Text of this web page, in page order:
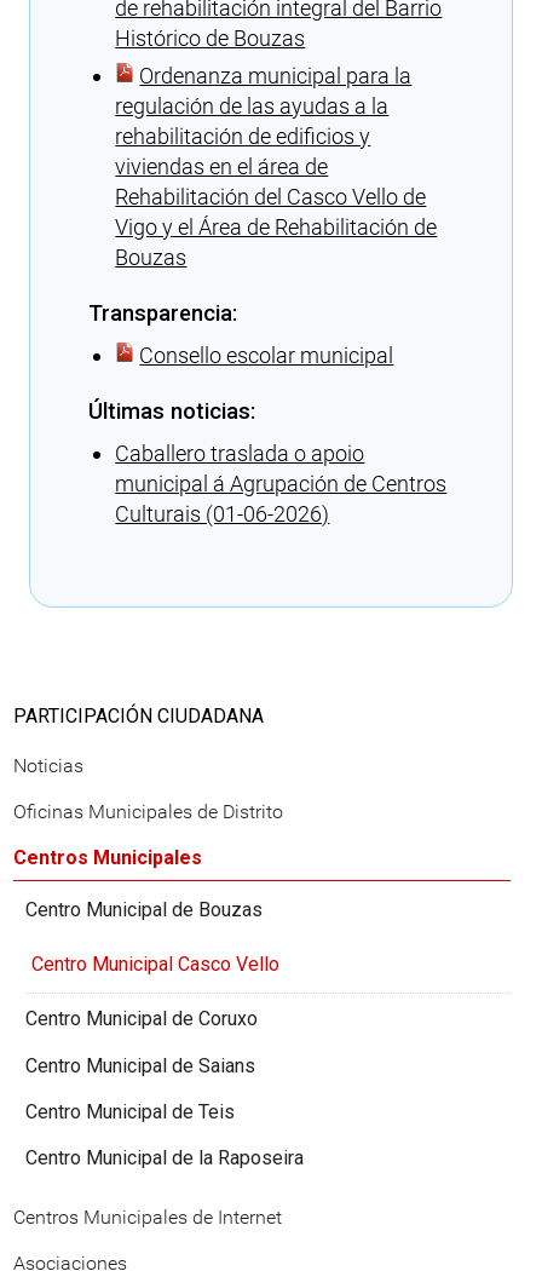
de rehabilitación integral del Barrio
Histórico de Bouzas
Ordenanza municipal para la
regulación de las ayudas a la
rehabilitación de edificios y
viviendas en el área de
Rehabilitación del Casco Vello de
Vigo y el Área de Rehabilitación de
Bouzas
Transparencia:
Consello escolar municipal
Últimas noticias:
Caballero traslada o apoio
municipal á Agrupación de Centros
Culturais (01-06-2026)
PARTICIPACIÓN CIUDADANA
Noticias
Oficinas Municipales de Distrito
Centros Municipales
Centro Municipal de Bouzas
Centro Municipal Casco Vello
Centro Municipal de Coruxo
Centro Municipal de Saians
Centro Municipal de Teis
Centro Municipal de la Raposeira
Centros Municipales de Internet
Asociaciones